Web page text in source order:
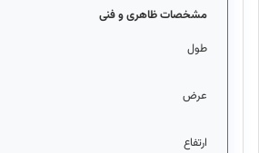
مشخصات ظاهری و فنی
طول
عرض
ارتفاع